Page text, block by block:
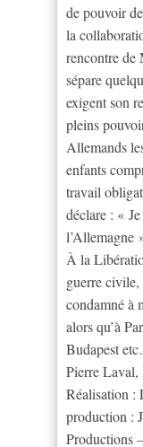
de pouvoir
la
rencontre de
sépare
exigent son
pleins
Allemands
enfants
travail
déclare : «
l’Allemagne
À la
guerre civile,
condamné à
alors qu’à
Budapest
Pierre Laval,
Réalisation :
production :
Productions